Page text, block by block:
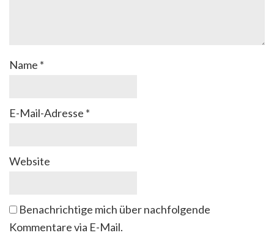
Name *
E-Mail-Adresse *
Website
Benachrichtige mich über nachfolgende
Kommentare via E-Mail.